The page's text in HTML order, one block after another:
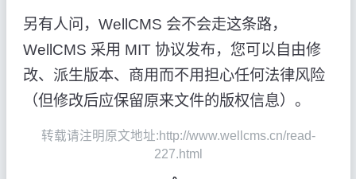
另有人问，WellCMS 会不会走这条路，
WellCMS 采用 MIT 协议发布，您可以自由修
改、派生版本、商用而不用担心任何法律风险
（但修改后应保留原来文件的版权信息）。
转载请注明原文地址:http://www.wellcms.cn/read-
227.html